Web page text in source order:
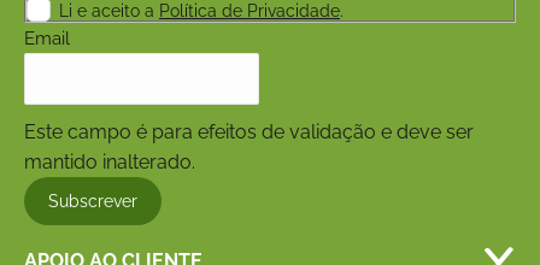
Li e aceito a Política de Privacidade.
Email
Este campo é para efeitos de validação e deve ser
mantido inalterado.